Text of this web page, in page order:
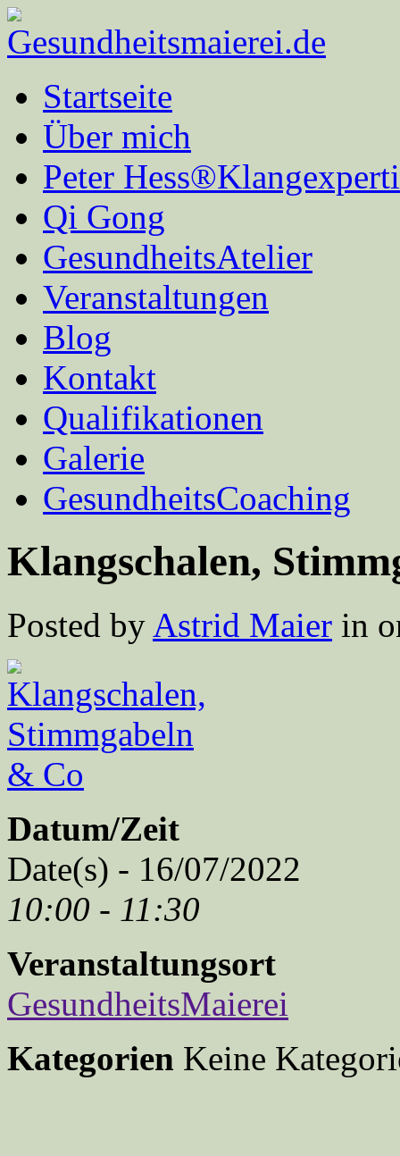
Startseite
Über mich
Peter
Qi Gong
GesundheitsAtelier
Veranstaltungen
Blog
Kontakt
Qualifikationen
Galerie
GesundheitsCoaching
Klangschalen,
Posted by Astrid Maier in
Datum/Zeit
Date(s) - 16/07/2022
10:00 - 11:30
Veranstaltungsort
GesundheitsMaierei
Kategorien Keine